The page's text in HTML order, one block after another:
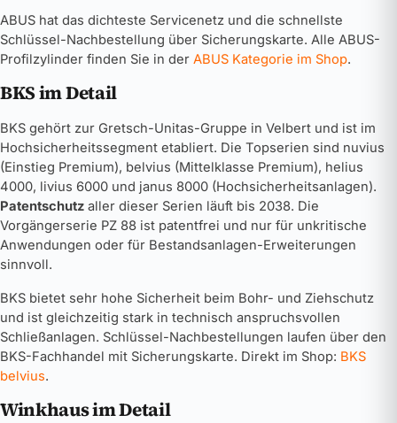
ABUS hat das dichteste Servicenetz und die schnellste
Schlüssel-Nachbestellung über Sicherungskarte. Alle ABUS-
Profilzylinder finden Sie in der ABUS Kategorie im Shop.
BKS im Detail
BKS gehört zur Gretsch-Unitas-Gruppe in Velbert und ist im
Hochsicherheitssegment etabliert. Die Topserien sind nuvius
(Einstieg Premium), belvius (Mittelklasse Premium), helius
4000, livius 6000 und janus 8000 (Hochsicherheitsanlagen).
Patentschutz aller dieser Serien läuft bis 2038. Die
Vorgängerserie PZ 88 ist patentfrei und nur für unkritische
Anwendungen oder für Bestandsanlagen-Erweiterungen
sinnvoll.
BKS bietet sehr hohe Sicherheit beim Bohr- und Ziehschutz
und ist gleichzeitig stark in technisch anspruchsvollen
Schließanlagen. Schlüssel-Nachbestellungen laufen über den
BKS-Fachhandel mit Sicherungskarte. Direkt im Shop: BKS
belvius.
Winkhaus im Detail